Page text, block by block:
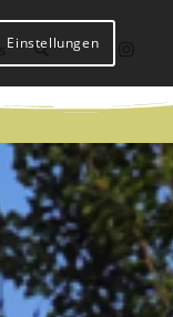
Einstellungen